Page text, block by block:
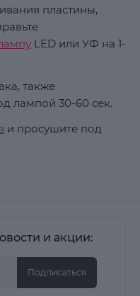
пластины,
LED или УФ на 1-
также
лампой 30-60 сек.
и просушите под
и акции:
Подписаться